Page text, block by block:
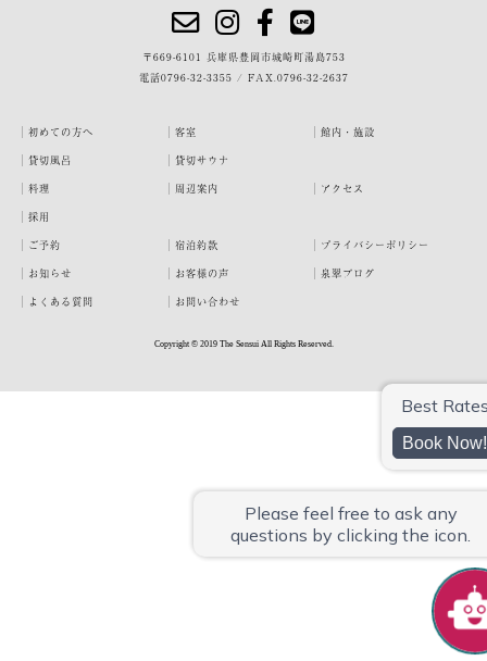
〒669-6101 兵庫県豊岡市城崎町湯島753
電話0796-32-3355 / FAX.0796-32-2637
初めての方へ 客室
館内・施設
貸切風呂
貸切サウナ
料理
周辺案内
アクセス
採用
ご予約
宿泊約款
プライバシーポリシー
お知らせ
お客様の声
泉翠ブログ
よくある質問
お問い合わせ
Copyright © 2019 The Sensui All Rights Reserved.